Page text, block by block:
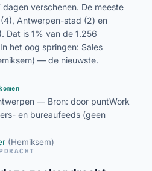
verschenen. De meeste
Antwerpen-stad (2) en
Dat is 1% van de 1.256
het oog springen: Sales
— de nieuwste.
— Bron: door puntWork
en bureaufeeds (geen
(Hemiksem)